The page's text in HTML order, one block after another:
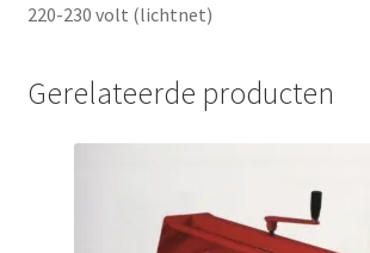
220-230 volt (lichtnet)
Gerelateerde producten